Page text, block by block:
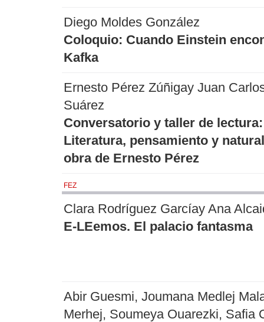
Diego Moldes González
Coloquio: Cuando Einstein
Kafka
Ernesto Pérez Zúñigay Juan
Suárez
Conversatorio y taller de lectura:
Literatura, pensamiento y
obra de Ernesto Pérez
FEZ
Clara Rodríguez Garcíay Ana
E-LEemos. El palacio fantasma
Abir Guesmi, Joumana Medlej
Merhej, Soumeya Ouarezki, Safia